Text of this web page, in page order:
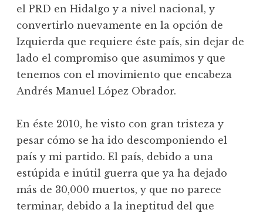
el PRD en Hidalgo y a nivel nacional, y
convertirlo nuevamente en la opción de
Izquierda que requiere éste país, sin dejar de
lado el compromiso que asumimos y que
tenemos con el movimiento que encabeza
Andrés Manuel López Obrador.
En éste 2010, he visto con gran tristeza y
pesar cómo se ha ido descomponiendo el
país y mi partido. El país, debido a una
estúpida e inútil guerra que ya ha dejado
más de 30,000 muertos, y que no parece
terminar, debido a la ineptitud del que